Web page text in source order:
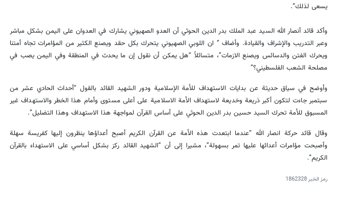
يسعى لذلك”.
وأكد قائد أنصار الله السيد عبد الملك بدر الدين الحوثي أن العدو الصهيوني يشارك في العدوان على اليمن بشكل مباشر
وعبر التدريب والإشراف والقيادة. وأضاف ” ان اللوبي الصهيوني يتحرك بكل حقد ويصنع الكثير من المؤامرات تجاه أمتنا
ويحرك الفتن والدسائس ويصنع الازمات”، متسائلاً “هل يمكن أن نقول إن ما يحدث في المنطقة وفي اليمن يصب في
مصلحة الشعب الفلسطيني؟”
وأوضح في سياق حديثة عن بدايات الاستهداف للأمة الإسلامية ودور الشهيد القائد بالقول “أحداث الحادي عشر من
سبتمبر جاءت لتكون أكبر ذريعة وخديعة لاستهداف الأمة الاسلامية على أعلى مستوى وأمام هذا الخطر والاستهداف غير
المسبوق للأمة تحرك السيد حسين بدر الدين الحوثي على أساس القرآن لمواجهة هذا الاستهداف وهذا التضليل”.
وقال قائد حركة انصار الله “عندما ابتعدت هذه الأمة عن القرآن الكريم أصبح أعداؤها ينظرون إليها كفريسة سهلة
وأصبحت مؤامرات أعدائها عليها تمر بسهولة”، مشيرا إلى أن “الشهيد القائد ركز بشكل أساسي على الاستهداء بالقرآن
الكريم”.
رمز الخبر1862328